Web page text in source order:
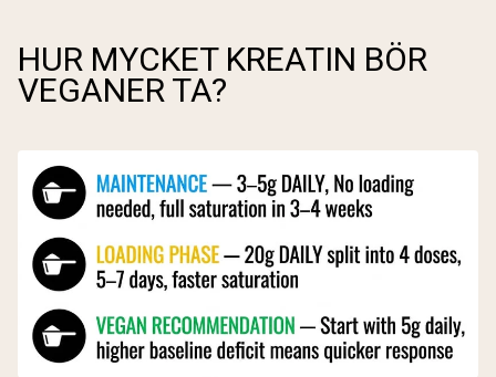
HUR MYCKET KREATIN BÖR
VEGANER TA?